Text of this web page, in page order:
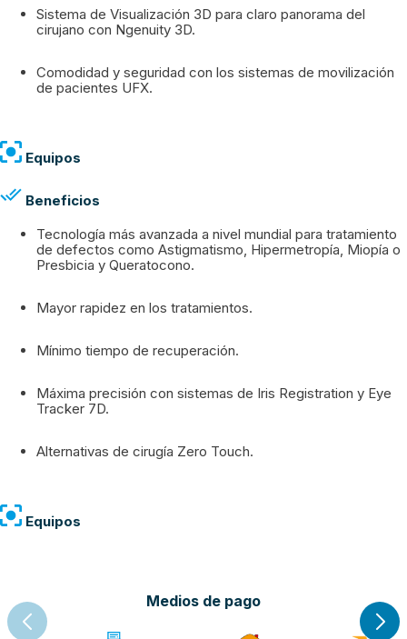
Sistema de Visualización 3D para claro panorama del
cirujano con Ngenuity 3D.
Comodidad y seguridad con los sistemas de movilización
de pacientes UFX.
Equipos
Beneficios
Tecnología más avanzada a nivel mundial para tratamiento
de defectos como Astigmatismo, Hipermetropía, Miopía o
Presbicia y Queratocono.
Mayor rapidez en los tratamientos.
Mínimo tiempo de recuperación.
Máxima precisión con sistemas de Iris Registration y Eye
Tracker 7D.
Alternativas de cirugía Zero Touch.
Equipos
Medios de pago